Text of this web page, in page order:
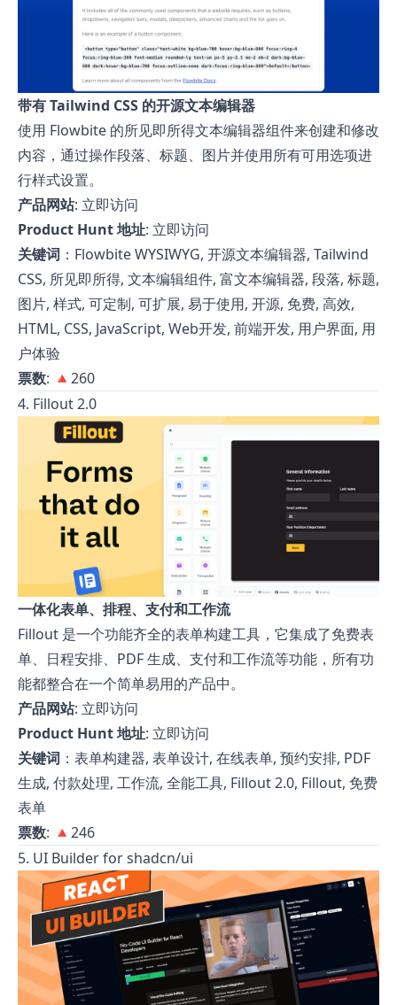
带有 Tailwind CSS 的开源文本编辑器
使用 Flowbite 的所见即所得文本编辑器组件来创建和修改
内容，通过操作段落、标题、图片并使用所有可用选项进
行样式设置。
产品网站: 立即访问
Product Hunt 地址: 立即访问
关键词 ：Flowbite WYSIWYG, 开源文本编辑器, Tailwind
CSS, 所见即所得, 文本编辑组件, 富文本编辑器, 段落, 标题,
图片, 样式, 可定制, 可扩展, 易于使用, 开源, 免费, 高效,
HTML, CSS, JavaScript, Web开发, 前端开发, 用户界面, 用
户体验
票数: 🔺260
4. Fillout 2.0
一体化表单、排程、支付和工作流
Fillout 是一个功能齐全的表单构建工具，它集成了免费表
单、日程安排、PDF 生成、支付和工作流等功能，所有功
能都整合在一个简单易用的产品中。
产品网站: 立即访问
Product Hunt 地址: 立即访问
关键词 ：表单构建器, 表单设计, 在线表单, 预约安排, PDF
生成, 付款处理, 工作流, 全能工具, Fillout 2.0, Fillout, 免费
表单
票数: 🔺246
5. UI Builder for shadcn/ui